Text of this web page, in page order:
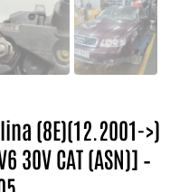
(8E)(12.2001->)
30V CAT (ASN)] –